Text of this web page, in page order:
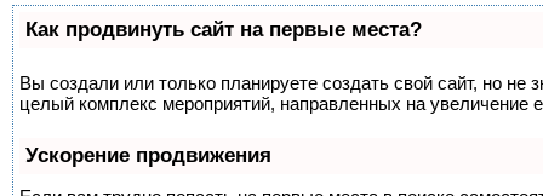
Как продвинуть сайт на первые места?
Вы создали или только планируете создать свой сайт, но не
целый комплекс мероприятий, направленных на увеличение
Ускорение продвижения